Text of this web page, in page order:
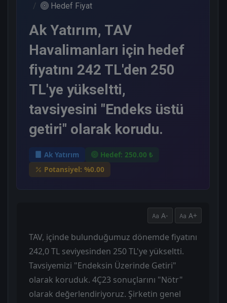
Hedef Fiyat
Ak Yatırım, TAV
Havalimanları için hedef
fiyatını 242 TL'den 250
TL'ye yükseltti,
tavsiyesini "Endeks üstü
getiri" olarak korudu.
Ak Yatırım
Hedef: 250.00 ₺
Potansiyel: %0.00
A- A+
TAV, içinde bulunduğumuz dönemde fiyatını
242,0 TL seviyesinden 250 TL'ye yükseltti.
Tavsiyemizi "Endeksin Üzerinde Getiri"
olarak koruduk. 4Ç23 sonuçlarını "Nötr"
olarak değerlendiriyoruz. Şirketin genel